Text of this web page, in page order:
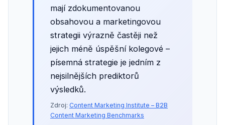
mají zdokumentovanou
obsahovou a marketingovou
strategii výrazně častěji než
jejich méně úspěšní kolegové –
písemná strategie je jedním z
nejsilnějších prediktorů
výsledků.
Zdroj: Content Marketing Institute – B2B
Content Marketing Benchmarks